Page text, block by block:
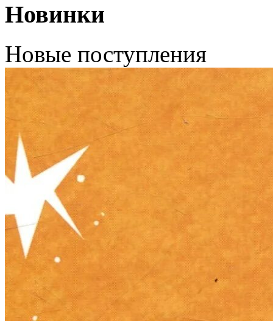
Новинки
Новые поступления